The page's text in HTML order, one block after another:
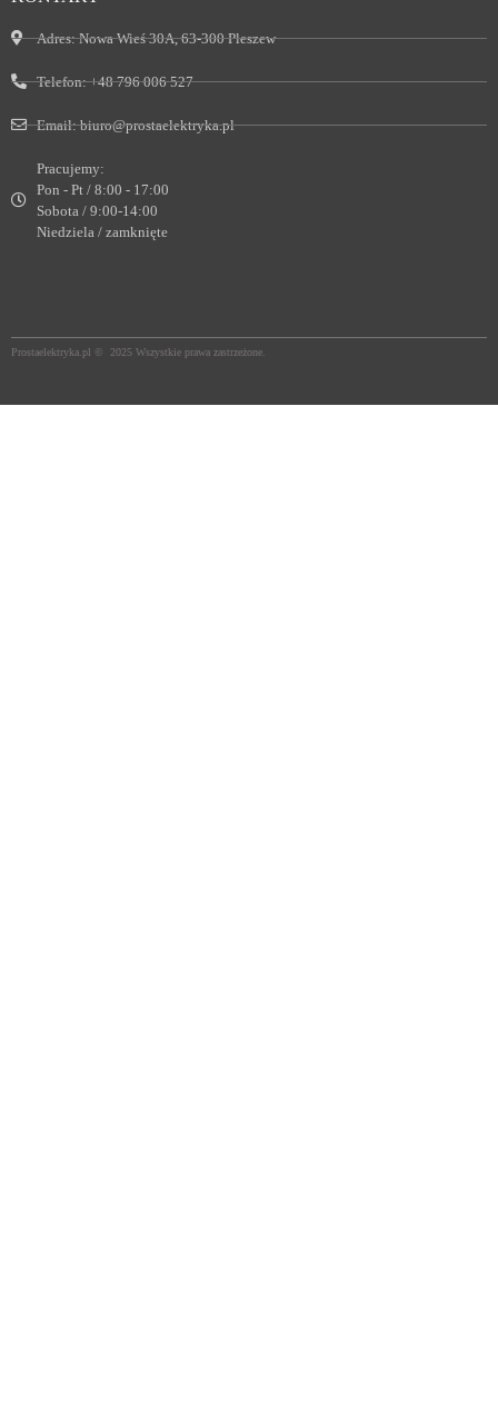
Adres:Nowa Wieś 30A, 63-300 Pleszew
Telefon:+48 796 006 527
Email:biuro@prostaelektryka.pl
Pracujemy:
Pon - Pt / 8:00 - 17:00
Sobota / 9:00-14:00
Niedziela / zamknięte
Prostaelektryka.pl © 2025 Wszystkie prawa zastrzeżone.